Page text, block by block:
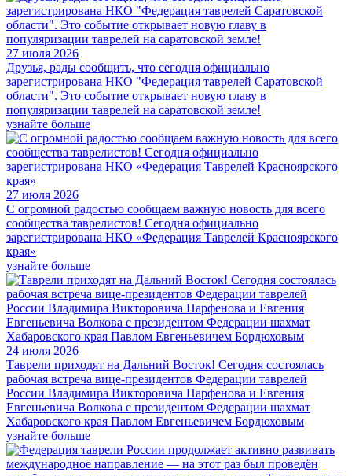
27 июля 2026
Друзья, рады сообщить, что сегодня официально
зарегистрирована НКО "Федерация таврелей Саратовской
области". Это событие открывает новую главу в
популяризации таврелей на саратовской земле!
узнайте больше
27 июля 2026
С огромной радостью сообщаем важную новость для всего
сообщества таврелистов! Сегодня официально
зарегистрирована НКО «Федерация Таврелей Красноярского
края»
узнайте больше
24 июля 2026
Таврели приходят на Дальний Восток! Сегодня состоялась
рабочая встреча вице-президентов Федерации таврелей
России Владимира Викторовича Парфенова и Евгения
Евгеньевича Волкова с президентом Федерации шахмат
Хабаровского края Павлом Евгеньевичем Бордюховым
узнайте больше